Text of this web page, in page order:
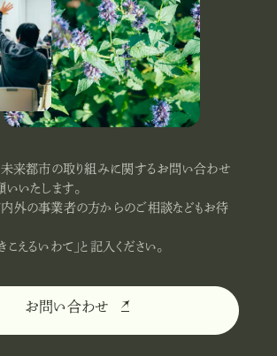
来都市の取り組みに関するお問い合わせ
いいたします。
外の事業者の方からのご相談などもお待
えるいわて」と記入ください。
お問い合わせ
お問い合わせ